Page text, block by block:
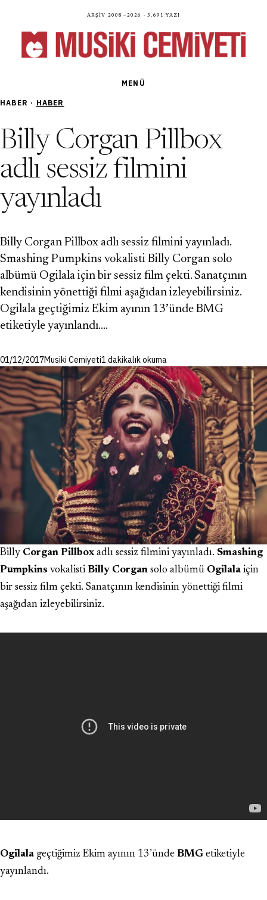
Arşiv 2008—2026 · 3.691 yazı
MENÜ
HABER · HABER
Billy Corgan Pillbox
adlı sessiz filmini
yayınladı
Billy Corgan Pillbox adlı sessiz filmini yayınladı.
Smashing Pumpkins vokalisti Billy Corgan solo
albümü Ogilala için bir sessiz film çekti. Sanatçının
kendisinin yönettiği filmi aşağıdan izleyebilirsiniz.
Ogilala geçtiğimiz Ekim ayının 13’ünde BMG
etiketiyle yayınlandı.…
01/12/2017Musiki Cemiyeti1 dakikalık okuma
Billy Corgan Pillboxadlı sessiz filmini yayınladı. Smashing
Pumpkins vokalisti Billy Corgan solo albümü Ogilala için
bir sessiz film çekti. Sanatçının kendisinin yönettiği filmi
aşağıdan izleyebilirsiniz.
Ogilala geçtiğimiz Ekim ayının 13’ünde BMG etiketiyle
yayınlandı.